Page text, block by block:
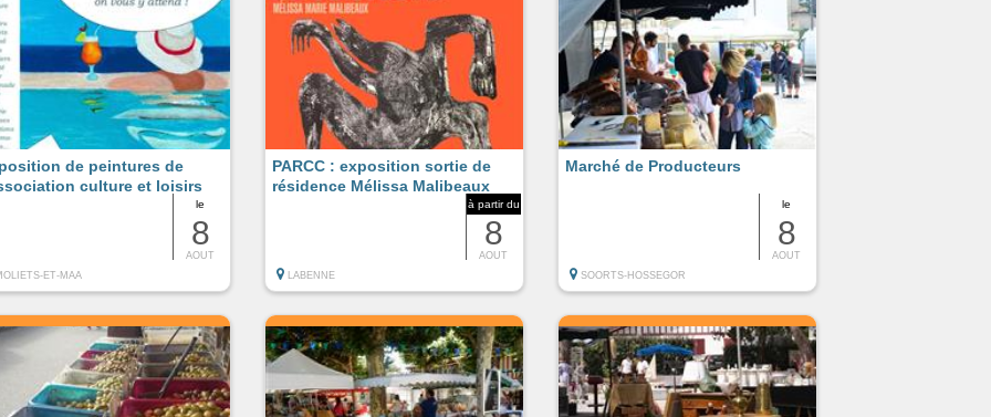
le
8
AOUT
de peintures de
culture et loisirs
ET-MAA
à partir du
8
AOUT
PARCC : exposition sortie de
résidence Mélissa Malibeaux
LABENNE
le
8
AOUT
Marché de Producteurs
SOORTS-HOSSEGOR